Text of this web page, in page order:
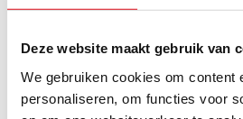
Deze website maakt gebruik van
We gebruiken cookies om content
personaliseren, om functies voor
Wanneer zijn de
Wat is technisch gezien